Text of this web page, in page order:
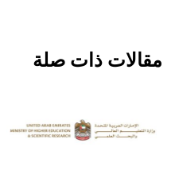
مقالات ذات صلة